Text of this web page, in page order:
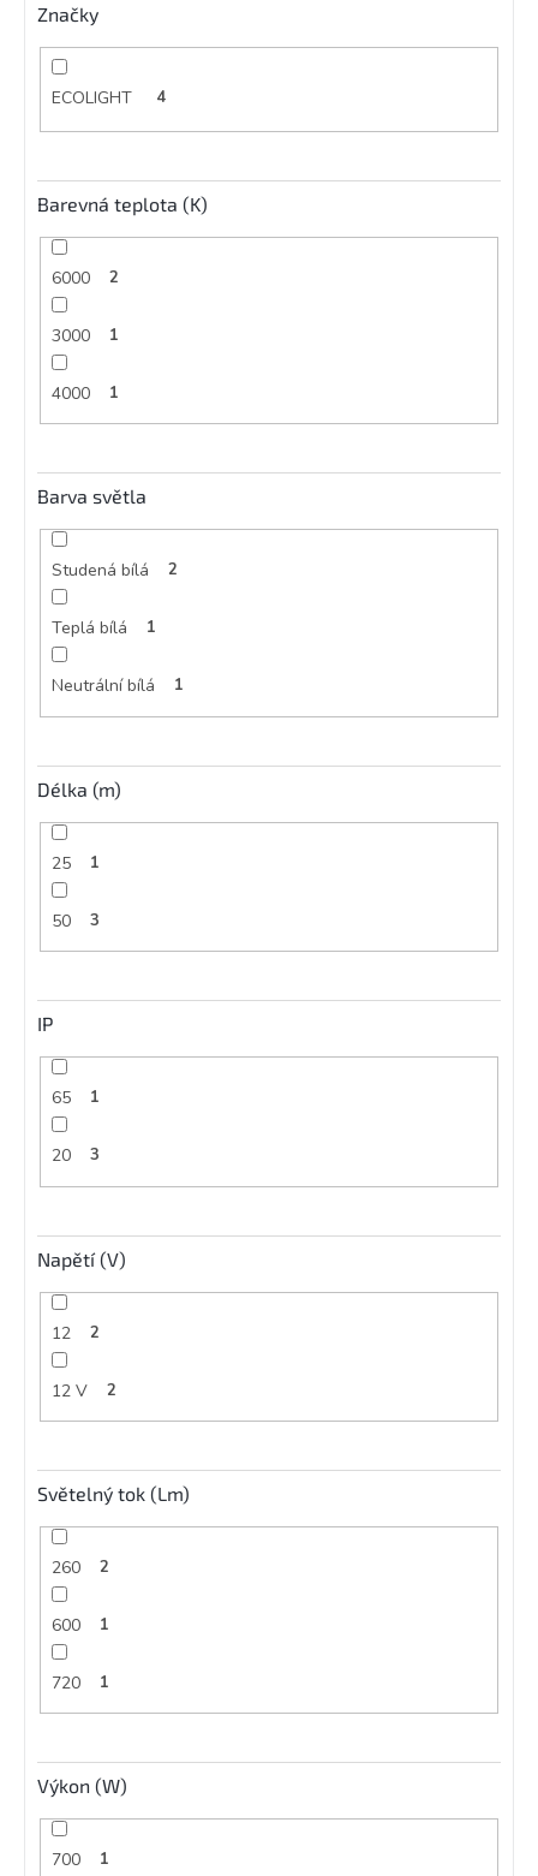
Značky
ECOLIGHT 4
Barevná teplota (K)
6000 2
3000 1
4000 1
Barva světla
Studená bílá 2
Teplá bílá 1
Neutrální bílá 1
Délka (m)
25 1
50 3
IP
65 1
20 3
Napětí (V)
12 2
12 V 2
Světelný tok (Lm)
260 2
600 1
720 1
Výkon (W)
700 1